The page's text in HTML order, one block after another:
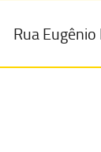
Rua Eugênio